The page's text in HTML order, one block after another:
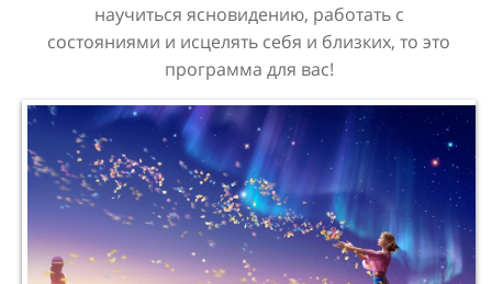
научиться ясновидению, работать с
состояниями и исцелять себя и близких, то это
программа для вас!